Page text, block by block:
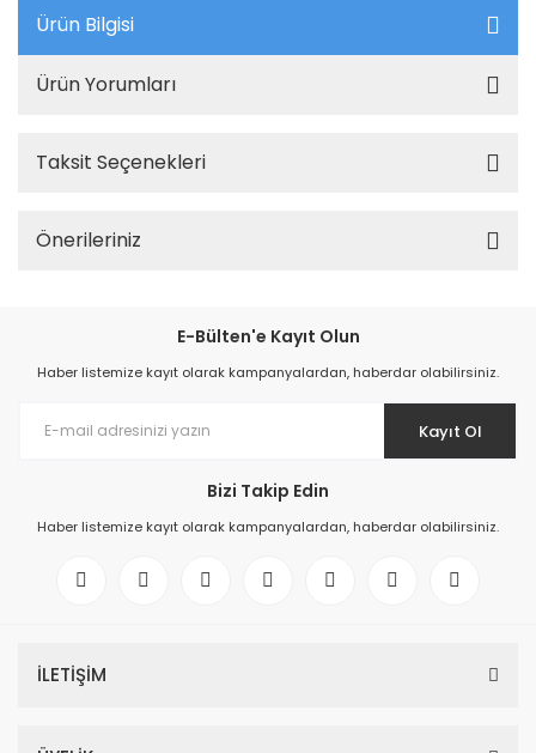
Ürün Bilgisi
Ürün Yorumları
Taksit Seçenekleri
Önerileriniz
E-Bülten'e Kayıt Olun
Haber listemize kayıt olarak kampanyalardan, haberdar olabilirsiniz.
Kayıt Ol
Bizi Takip Edin
Haber listemize kayıt olarak kampanyalardan, haberdar olabilirsiniz.
İLETİŞİM